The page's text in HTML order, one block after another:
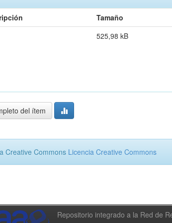
Tamaño
525,98 kB
del ítem
Creative Commons Licencia Creative Commons
Repositorio integrado a la Red de